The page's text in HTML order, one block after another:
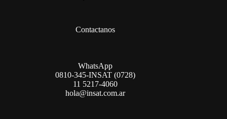
Contactanos
WhatsApp
0810-345-INSAT (0728)
11 5217-4060
hola@insat.com.ar